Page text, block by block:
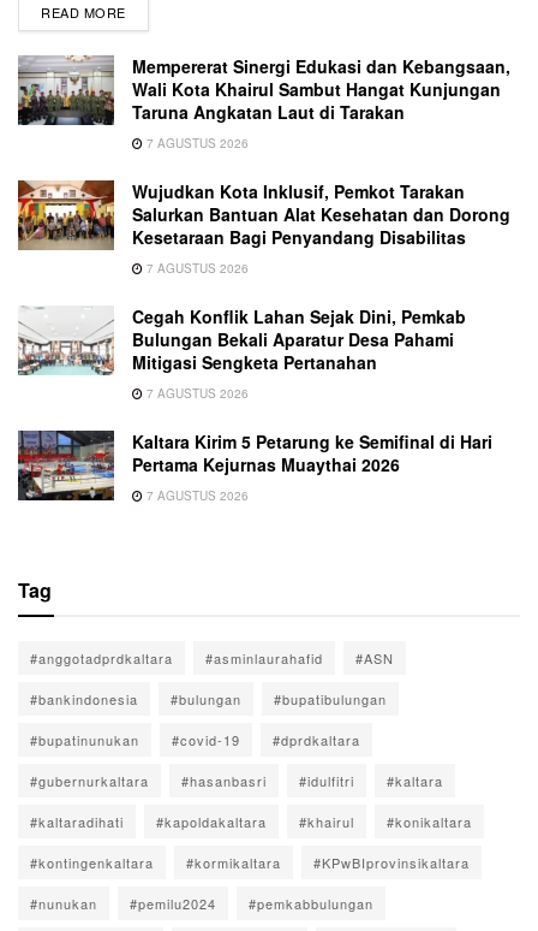
READ MORE
Mempererat Sinergi Edukasi dan Kebangsaan,
Wali Kota Khairul Sambut Hangat Kunjungan
Taruna Angkatan Laut di Tarakan
7 AGUSTUS 2026
Wujudkan Kota Inklusif, Pemkot Tarakan
Salurkan Bantuan Alat Kesehatan dan Dorong
Kesetaraan Bagi Penyandang Disabilitas
7 AGUSTUS 2026
Cegah Konflik Lahan Sejak Dini, Pemkab
Bulungan Bekali Aparatur Desa Pahami
Mitigasi Sengketa Pertanahan
7 AGUSTUS 2026
Kaltara Kirim 5 Petarung ke Semifinal di Hari
Pertama Kejurnas Muaythai 2026
7 AGUSTUS 2026
Tag
#anggotadprdkaltara #asminlaurahafid #ASN
#bankindonesia #bulungan #bupatibulungan
#bupatinunukan #covid-19 #dprdkaltara
#gubernurkaltara #hasanbasri #idulfitri #kaltara
#kaltaradihati #kapoldakaltara #khairul #konikaltara
#kontingenkaltara #kormikaltara #KPwBIprovinsikaltara
#nunukan #pemilu2024 #pemkabbulungan